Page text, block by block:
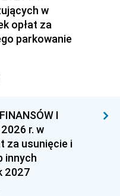
w
opłat za
parkowanie
I
r. w
za usunięcie i
innych
2027